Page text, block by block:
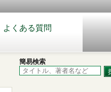
よくある質問
簡易検索